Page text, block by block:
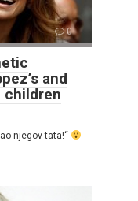
0
and
children
njegov tata!“